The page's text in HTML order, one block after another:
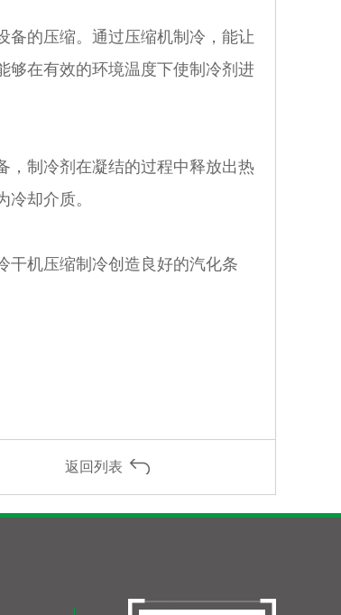
的压缩。通过压缩机制冷，能让
够在有效的环境温度下使制冷剂进
制冷剂在凝结的过程中释放出热
却介质。
机压缩制冷创造良好的汽化条
返回列表